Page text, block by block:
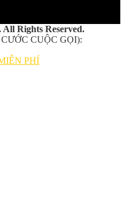
Rights Reserved.
CUỘC GỌI):
PHÍ